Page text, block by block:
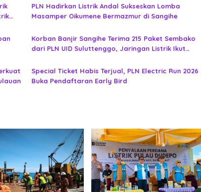
PLN Hadirkan Listrik Andal Sukseskan Lomba
Masamper Oikumene Bermazmur di Sangihe
Korban Banjir Sangihe Terima 215 Paket Sembako
dari PLN UID Suluttenggo, Jaringan Listrik Ikut
Special Ticket Habis Terjual, PLN Electric Run 2026
Buka Pendaftaran Early Bird